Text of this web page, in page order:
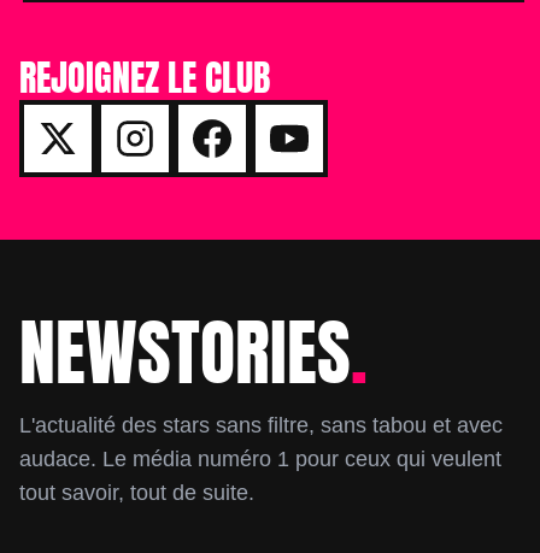
REJOIGNEZ LE CLUB
FooterNEWSTORIES.
L'actualité des stars sans filtre, sans tabou et avec
audace. Le média numéro 1 pour ceux qui veulent
tout savoir, tout de suite.